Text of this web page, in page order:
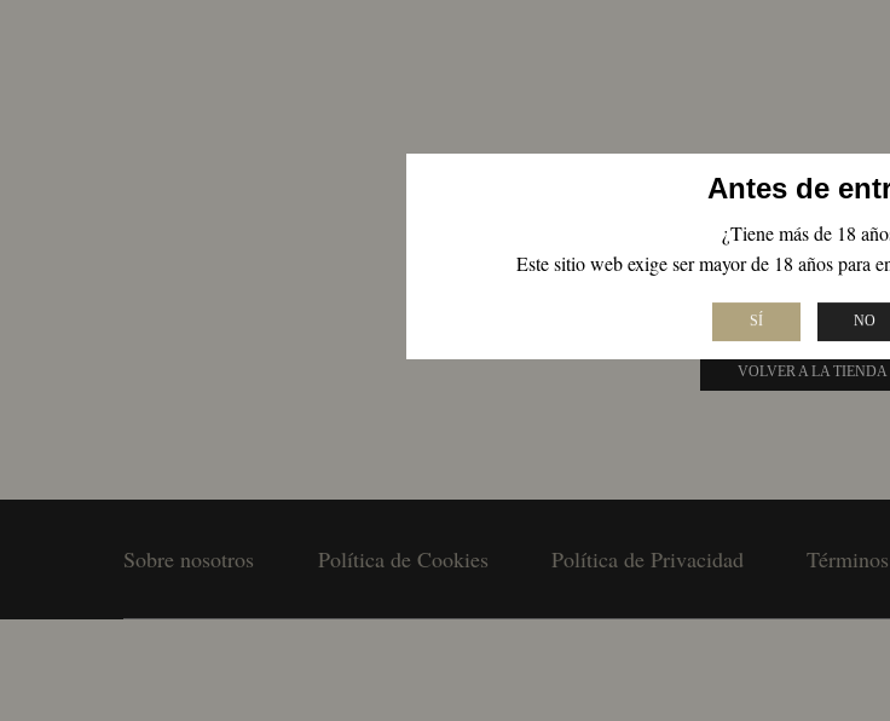
Antes de
¿Tiene más de 18
Este sitio web exige ser mayor de 18 años para
SÍ NO
NO SE HAN
Revisa tu escritura o busca de nuevo con
VOLVER A LA TIENDA
Sobre nosotros Política de Cookies Política de Privacidad